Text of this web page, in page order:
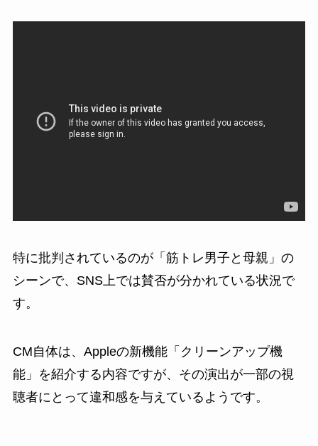
特に批判されているのが「筋トレ男子と母親」の
シーンで、SNS上では賛否が分かれている状況で
す。
CM自体は、Appleの新機能「クリーンアップ機
能」を紹介する内容ですが、その演出が一部の視
聴者にとって違和感を与えているようです。